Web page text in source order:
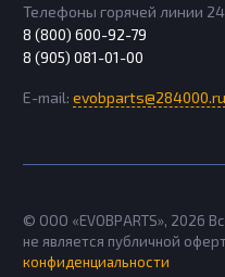
Телефоны горячей линии
8 (800) 600-92-79
8 (905) 081-01-00
E-mail: evobparts@284000.ru
© ООО «EVOBPARTS», 2026
не является публичной
конфиденциальности